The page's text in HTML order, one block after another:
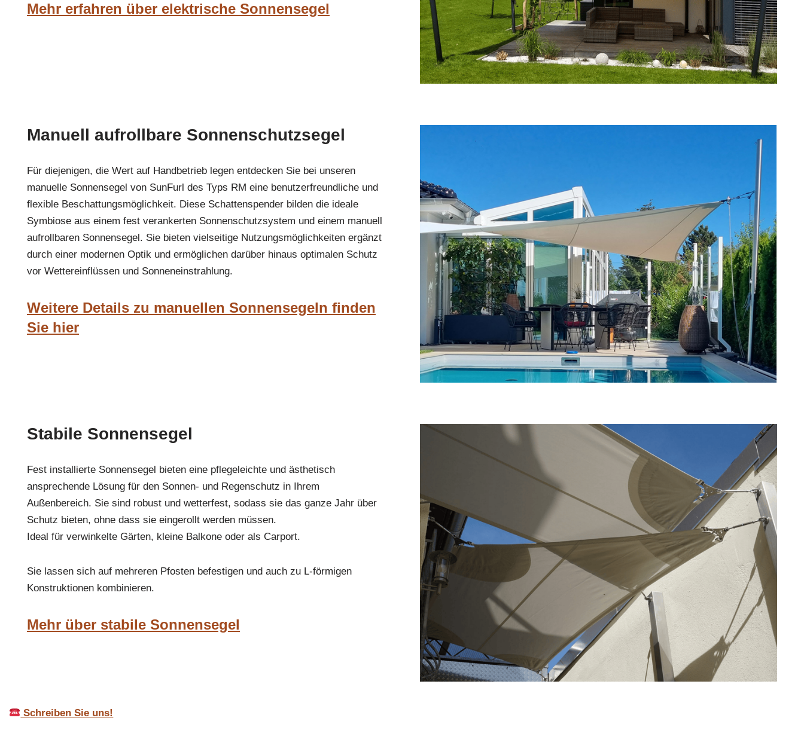
Mehr erfahren über elektrische Sonnensegel
Manuell aufrollbare Sonnenschutzsegel
Für diejenigen, die Wert auf Handbetrieb legen entdecken Sie bei unseren
manuelle Sonnensegel von SunFurl des Typs RM eine benutzerfreundliche und
flexible Beschattungsmöglichkeit. Diese Schattenspender bilden die ideale
Symbiose aus einem fest verankerten Sonnenschutzsystem und einem manuell
aufrollbaren Sonnensegel. Sie bieten vielseitige Nutzungsmöglichkeiten ergänzt
durch einer modernen Optik und ermöglichen darüber hinaus optimalen Schutz
vor Wettereinflüssen und Sonneneinstrahlung.
Weitere Details zu manuellen Sonnensegeln finden
Sie hier
Stabile Sonnensegel
Fest installierte Sonnensegel bieten eine pflegeleichte und ästhetisch
ansprechende Lösung für den Sonnen- und Regenschutz in Ihrem
Außenbereich. Sie sind robust und wetterfest, sodass sie das ganze Jahr über
Schutz bieten, ohne dass sie eingerollt werden müssen.
Ideal für verwinkelte Gärten, kleine Balkone oder als Carport.
Sie lassen sich auf mehreren Pfosten befestigen und auch zu L-förmigen
Konstruktionen kombinieren.
Mehr über stabile Sonnensegel
Schreiben Sie uns!